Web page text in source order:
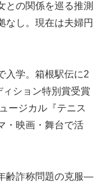
との関係を巡る推測
なし。現在は夫婦円
入学。箱根駅伝に2
ション特別賞受賞
ージカル『テニス
・映画・舞台で活
齢詐称問題の克服—